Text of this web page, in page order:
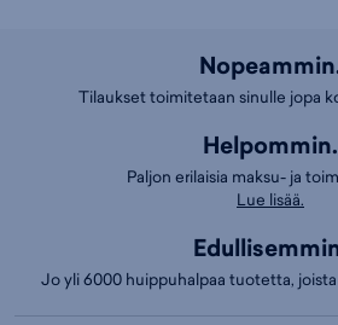
Tilaukset toimitetaan sinulle jopa
Helpommin.
Paljon erilaisia maksu- ja
Lue lisää.
Jo yli 6000 huippuhalpaa tuotetta,